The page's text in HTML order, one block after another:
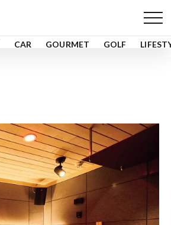
CAR GOURMET GOLF